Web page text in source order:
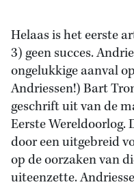
Helaas is het eerste
3) geen succes.
ongelukkige aanval
Andriessen!) Bart
geschrift uit van de
Eerste Wereldoorlog.
door een uitgebreid
op de oorzaken van
uiteenzette.